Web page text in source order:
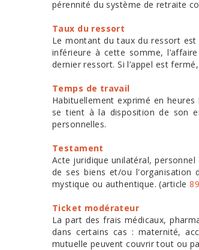
pérennité du système de retraite
Taux du ressort
Le montant du taux du ressort est
inférieure à cette somme,
dernier ressort. Si l’appel est
Temps de travail
Habituellement exprimé en
se tient à la disposition de son
personnelles.
Testament
Acte juridique unilatéral,
de ses biens et/ou l'organisation
mystique ou authentique. (article
Ticket modérateur
La part des frais médicaux,
dans certains cas : maternité,
mutuelle peuvent couvrir tout ou